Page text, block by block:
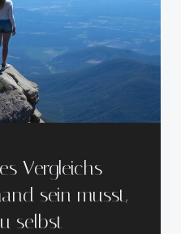
Vergleichs –
sein musst,
selbst